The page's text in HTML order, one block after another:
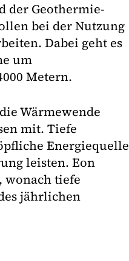
der Geothermie-
bei der Nutzung
Dabei geht es
um
Metern.
Wärmewende
mit. Tiefe
Energiequelle
leisten. Eon
wonach tiefe
jährlichen